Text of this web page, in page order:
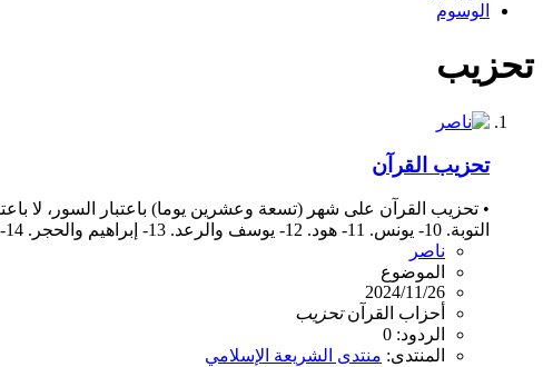
الوسوم
تحزيب
تحزيب القرآن
التوبة. 10- يونس. 11- هود. 12- يوسف والرعد. 13- إبراهيم والحجر. 14- النحل والإسراء. 15- الكهف...
ناصر
الموضوع
2024/11/26
أحزاب القرآنتحزيب
الردود: 0
المنتدى: منتدى الشريعة الإسلامي